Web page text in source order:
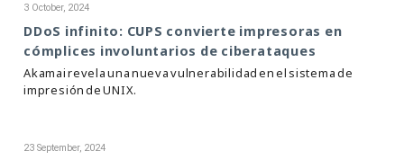
3 October, 2024
DDoS infinito: CUPS convierte impresoras en
cómplices involuntarios de ciberataques
Akamai revela una nueva vulnerabilidad en el sistema de
impresión de UNIX.
23 September, 2024